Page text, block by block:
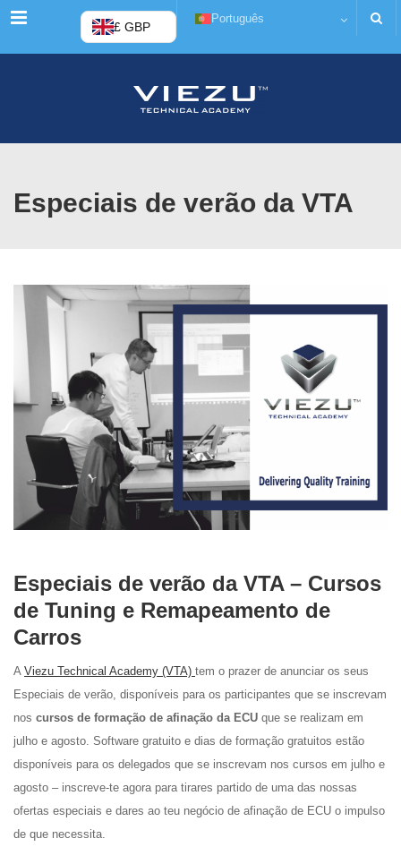
Cardápio £ GBP
Português
Especiais de verão da VTA
Especiais de verão da VTA – Cursos
de Tuning e Remapeamento de
Carros
A Viezu Technical Academy (VTA) tem o prazer de anunciar os seus
Especiais de verão, disponíveis para os participantes que se inscrevam
nos cursos de formação de afinação da ECU que se realizam em
julho e agosto. Software gratuito e dias de formação gratuitos estão
disponíveis para os delegados que se inscrevam nos cursos em julho e
agosto – inscreve-te agora para tirares partido de uma das nossas
ofertas especiais e dares ao teu negócio de afinação de ECU o impulso
de que necessita.